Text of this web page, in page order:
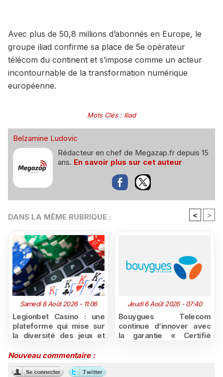
Avec plus de 50,8 millions d’abonnés en Europe, le
groupe iliad confirme sa place de 5e opérateur
télécom du continent et s’impose comme un acteur
incontournable de la transformation numérique
européenne.
Mots Clés: Iliad
Belzamine Ludovic
Rédacteur en chef de Megazap.fr depuis 15
ans. En savoir plus sur cet auteur
DANS LA MÊME RUBRIQUE : < >
Samedi 8 Août 2026 - 11:06
Legionbet Casino : une
plateforme qui mise sur
la diversité des jeux et
attractives
Jeudi 6 Août 2026 - 07:40
Bouygues Telecom
continue d’innover avec
la garantie « Certifié
Nouveau commentaire :